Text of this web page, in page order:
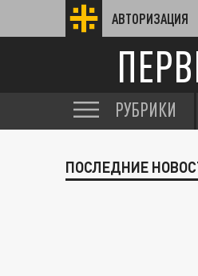
АВТОРИЗАЦИЯ
РУБРИКИ
ПОСЛЕДНИЕ